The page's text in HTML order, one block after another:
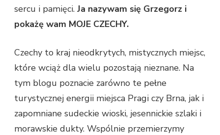
sercu i pamięci. Ja nazywam się Grzegorz i
pokażę wam MOJE CZECHY.
Czechy to kraj nieodkrytych, mistycznych miejsc,
które wciąż dla wielu pozostają nieznane. Na
tym blogu poznacie zarówno te pełne
turystycznej energii miejsca Pragi czy Brna, jak i
zapomniane sudeckie wioski, jesennickie szlaki i
morawskie dukty. Wspólnie przemierzymy